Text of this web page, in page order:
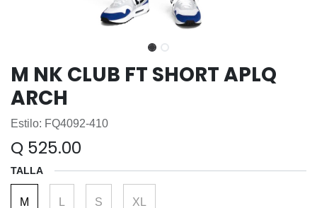
M NK CLUB FT SHORT APLQ
ARCH
Estilo: FQ4092-410
Q 525.00
TALLA
M L S XL